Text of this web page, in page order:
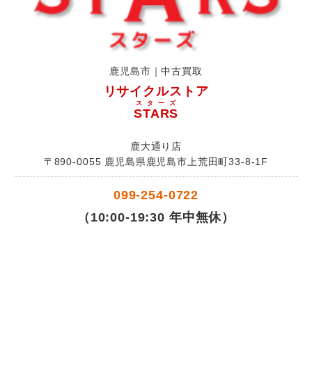
鹿児島市｜中古買取
リサイクルストア
STARS
スターズ
鹿大通り店
〒890-0055 鹿児島県鹿児島市上荒田町33-8-1F
099-254-0722
（10:00-19:30 年中無休）